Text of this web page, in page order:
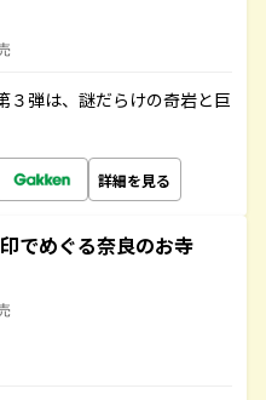
３弾は、謎だらけの奇岩と巨
詳細を見る
でめぐる奈良のお寺